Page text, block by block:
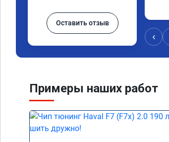
Оставить отзыв
‹
Примеры наших работ